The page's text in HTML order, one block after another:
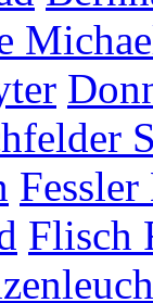
Fessler
Flisch